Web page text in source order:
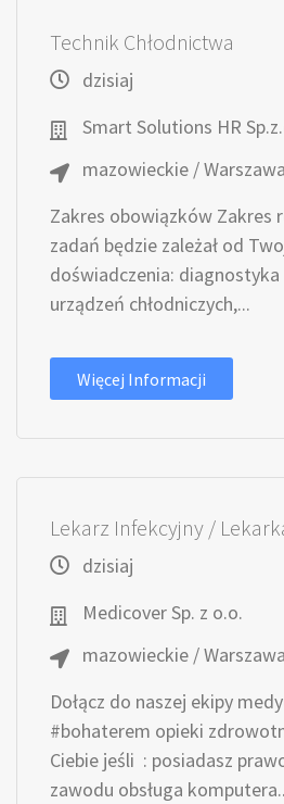
Technik Chłodnictwa
dzisiaj
Smart Solutions HR
mazowieckie / Warszawa
Zakres obowiązków Zakres
zadań będzie zależał od
doświadczenia:
urządzeń chłodniczych,...
Więcej Informacji
Lekarz Infekcyjny /
dzisiaj
Medicover Sp. z o.o.
mazowieckie / Warszawa
Dołącz do naszej ekipy
#bohaterem opieki
Ciebie jeśli ​ : posiadasz
zawodu obsługa